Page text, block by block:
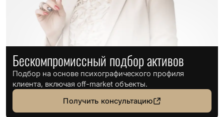
Бескомпромиссный подбор активов
Подбор на основе психографического профиля
клиента, включая off-market объекты.
Получить консультацию